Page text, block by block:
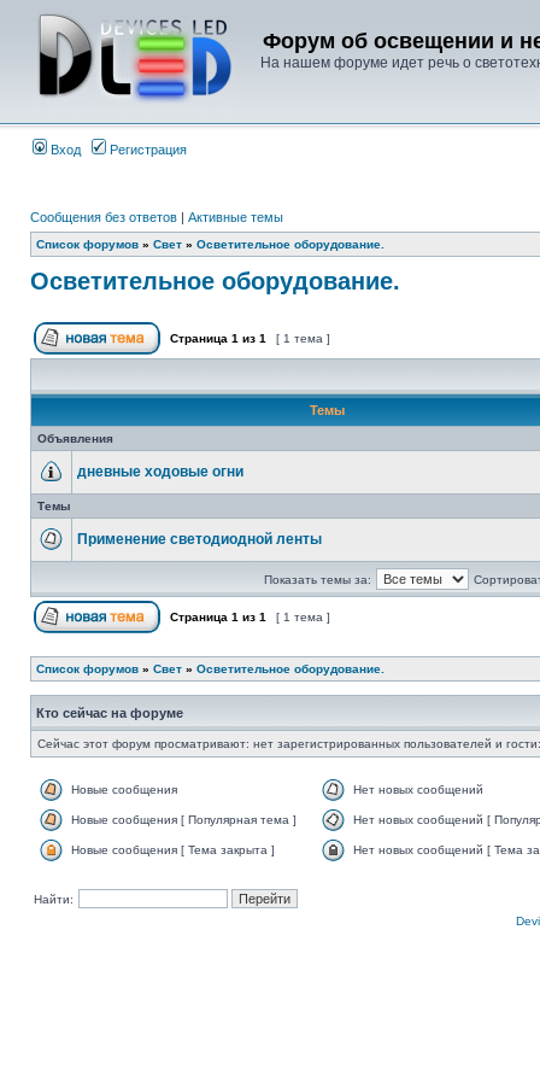
Форум об освещении и
На нашем форуме идет речь о
Вход Регистрация
Сообщения без ответов | Активные темы
Список форумов » Свет » Осветительное оборудование.
Осветительное оборудование.
Страница 1 из 1 [ 1 тема ]
Темы
Объявления
дневные ходовые огни
Темы
Применение светодиодной ленты
Показать темы за:
Страница 1 из 1 [ 1 тема ]
Список форумов » Свет » Осветительное оборудование.
Кто сейчас на форуме
Сейчас этот форум просматривают: нет зарегистрированных пользователей и
Новые сообщения Нет новых сообщений
Новые сообщения [ Популярная тема ] Нет новых сообщений [
Новые сообщения [ Тема закрыта ] Нет новых сообщений [ Тема
Найти: